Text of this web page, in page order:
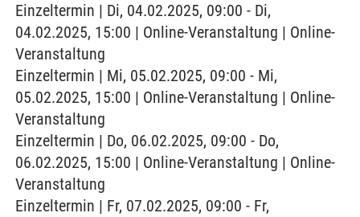
Einzeltermin | Di, 04.02.2025, 09:00 - Di,
04.02.2025, 15:00 | Online-Veranstaltung | Online-
Veranstaltung
Einzeltermin | Mi, 05.02.2025, 09:00 - Mi,
05.02.2025, 15:00 | Online-Veranstaltung | Online-
Veranstaltung
Einzeltermin | Do, 06.02.2025, 09:00 - Do,
06.02.2025, 15:00 | Online-Veranstaltung | Online-
Veranstaltung
Einzeltermin | Fr, 07.02.2025, 09:00 - Fr,